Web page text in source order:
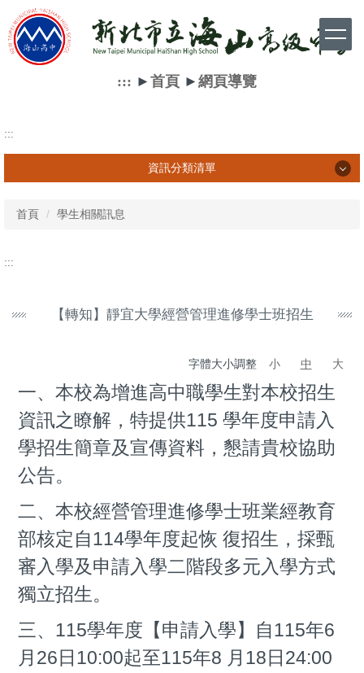
到
主
::: ► 首頁► 網頁導覽
:::
資訊分類清單
首頁 學生相關訊息
:::
【轉知】靜宜大學經營管理進修學士班招生
字體大小調整 小 中 大
一、本校為增進高中職學生對本校招生
資訊之瞭解，特提供115 學年度申請入
學招生簡章及宣傳資料，懇請貴校協助
公告。
二、本校經營管理進修學士班業經教育
部核定自114學年度起恢 復招生，採甄
審入學及申請入學二階段多元入學方式
獨立招生。
三、115學年度【申請入學】自115年6
月26日10:00起至115年8 月18日24:00